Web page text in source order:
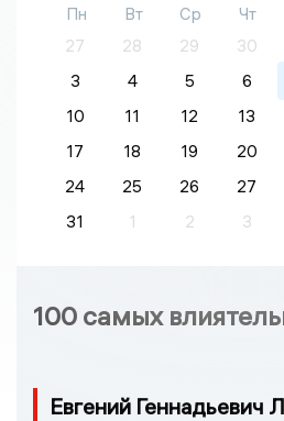
Пн Вт Ср Чт
27
28 29 30
3
4 5 6
10
11 12 13
17
18 19 20
24
25 26 27
31
1 2 3
100 самых
Евгений Геннадьевич